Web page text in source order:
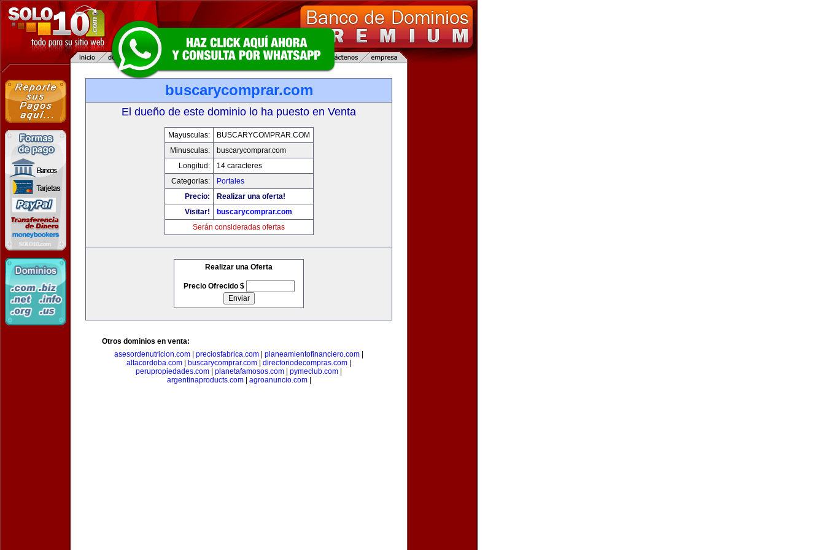
buscarycomprar.com
El dueño de este dominio lo ha puesto en Venta
Mayusculas:
BUSCARYCOMPRAR.COM
Minusculas:
buscarycomprar.com
Longitud:
14 caracteres
Categorias:
Portales
Precio:
Realizar una oferta!
Visitar!
buscarycomprar.com
Serán consideradas ofertas
Realizar una Oferta
Precio Ofrecido $
Otros dominios en venta:
asesordenutricion.com
preciosfabrica.com planeamientofinanciero.com
altacordoba.com
buscarycomprar.com directoriodecompras.com
perupropiedades.com
planetafamosos.com pymeclub.com
argentinaproducts.com| agroanuncio.com|